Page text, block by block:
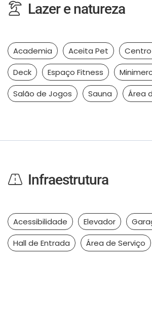
Lazer e natureza
Academia Aceita Pet
Deck
Espaço Fitness
Salão de Jogos
Sauna Área
Infraestrutura
Acessibilidade Elevador
Hall de Entrada
Área de Serviço